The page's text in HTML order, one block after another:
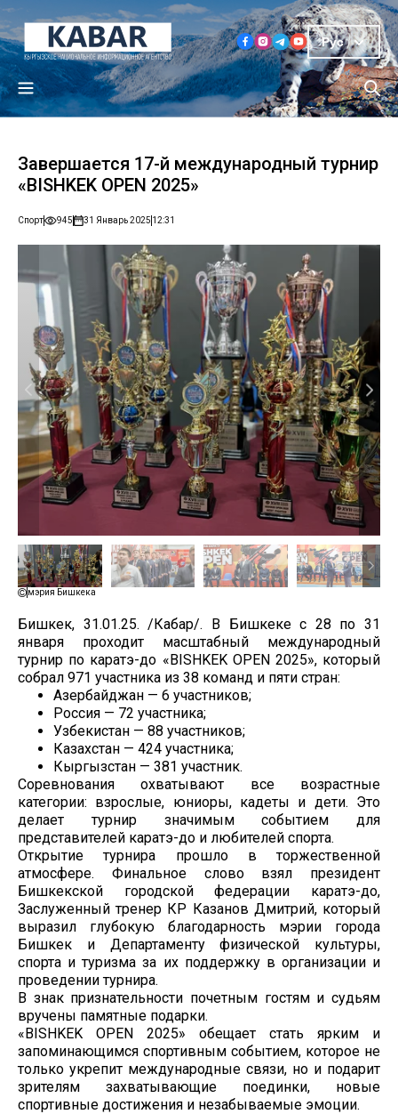
Рус
Завершается 17-й международный турнир
«BISHKEK OPEN 2025»
Спорт 945 31 Январь 2025 12:31
мэрия Бишкека
Бишкек, 31.01.25. /Кабар/. В Бишкеке с 28 по 31
января проходит масштабный международный
турнир по каратэ-до «BISHKEK OPEN 2025», который
собрал 971 участника из 38 команд и пяти стран:
Азербайджан — 6 участников;
Россия — 72 участника;
Узбекистан — 88 участников;
Казахстан — 424 участника;
Кыргызстан — 381 участник.
Соревнования охватывают все возрастные
категории: взрослые, юниоры, кадеты и дети. Это
делает турнир значимым событием для
представителей каратэ-до и любителей спорта.
Открытие турнира прошло в торжественной
атмосфере. Финальное слово взял президент
Бишкекской городской федерации каратэ-до,
Заслуженный тренер КР Казанов Дмитрий, который
выразил глубокую благодарность мэрии города
Бишкек и Департаменту физической культуры,
спорта и туризма за их поддержку в организации и
проведении турнира.
В знак признательности почетным гостям и судьям
вручены памятные подарки.
«BISHKEK OPEN 2025» обещает стать ярким и
запоминающимся спортивным событием, которое не
только укрепит международные связи, но и подарит
зрителям захватывающие поединки, новые
спортивные достижения и незабываемые эмоции.